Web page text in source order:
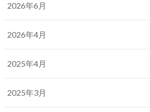
2026年6月
2026年4月
2025年4月
2025年3月